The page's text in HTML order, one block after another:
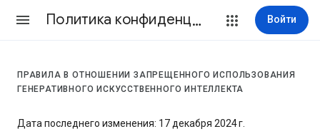
Политика конфиденциальности и Условия использования Войти
ПРАВИЛА В ОТНОШЕНИИ ЗАПРЕЩЕННОГО ИСПОЛЬЗОВАНИЯ
ГЕНЕРАТИВНОГО ИСКУССТВЕННОГО ИНТЕЛЛЕКТА
Дата последнего изменения: 17 декабря 2024 г.